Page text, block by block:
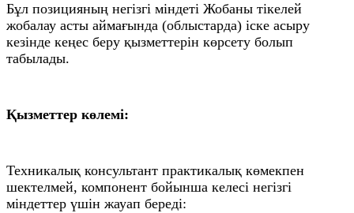
Бұл позицияның негізгі міндеті Жобаны тікелей
жобалау асты аймағында (облыстарда) іске асыру
кезінде кеңес беру қызметтерін көрсету болып
табылады.
Қызметтер көлемі:
Техникалық консультант практикалық көмекпен
шектелмей, компонент бойынша келесі негізгі
міндеттер үшін жауап береді: